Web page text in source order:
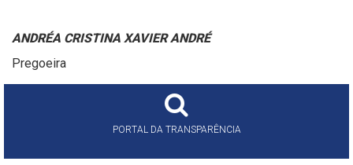
ANDRÉA CRISTINA XAVIER ANDRÉ
Pregoeira
PORTAL DA TRANSPARÊNCIA